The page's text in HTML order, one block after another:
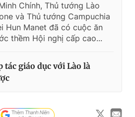
Chính, Thủ tướng Lào
và Thủ tướng Campuchia
Hun Manet đã có cuộc ăn
thềm Hội nghị cấp cao...
tác giáo dục với Lào là